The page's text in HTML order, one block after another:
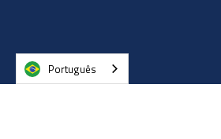
Português